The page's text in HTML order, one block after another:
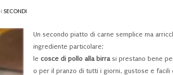
SECONDI
Un secondo piatto di carne semplice ma
ingrediente particolare;
le cosce di pollo alla birrasi prestano bene
o per il pranzo di tutti i giorni, gustose e facili